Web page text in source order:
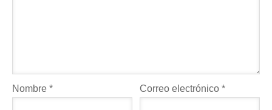
Nombre * Correo electrónico*